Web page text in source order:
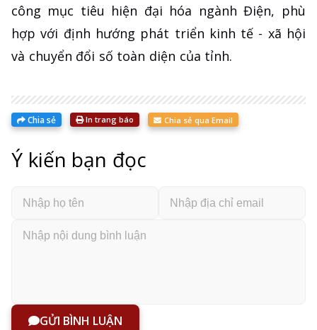
công mục tiêu hiện đại hóa ngành Điện, phù
hợp với định hướng phát triển kinh tế - xã hội
và chuyển đổi số toàn diện của tỉnh.
Chia sẻ In trang báo Chia sẻ qua Email
Ý kiến bạn đọc
GỬI BÌNH LUẬN